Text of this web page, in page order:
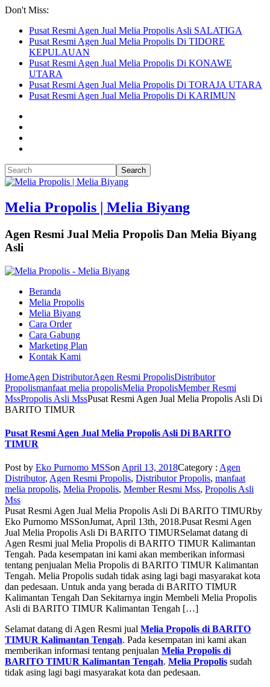
Don't Miss:
Pusat Resmi Agen Jual Melia Propolis Asli SALATIGA
Pusat Resmi Agen Jual Melia Propolis Di TIDORE
KEPULAUAN
Pusat Resmi Agen Jual Melia Propolis Di KONAWE
UTARA
Pusat Resmi Agen Jual Melia Propolis Di TORAJA UTARA
Pusat Resmi Agen Jual Melia Propolis Di KARIMUN
Melia Propolis | Melia Biyang
Agen Resmi Jual Melia Propolis Dan Melia Biyang
Asli
Beranda
Melia Propolis
Melia Biyang
Cara Order
Cara Gabung
Marketing Plan
Kontak Kami
HomeAgen DistributorAgen Resmi PropolisDistributor
Propolismanfaat melia propolisMelia PropolisMember Resmi
MssPropolis Asli MssPusat Resmi Agen Jual Melia Propolis Asli Di
BARITO TIMUR
Pusat Resmi Agen Jual Melia Propolis Asli Di BARITO
TIMUR
Post by Eko Purnomo MSSon April 13, 2018Category : Agen
Distributor, Agen Resmi Propolis, Distributor Propolis, manfaat
melia propolis, Melia Propolis, Member Resmi Mss, Propolis Asli
Mss
Pusat Resmi Agen Jual Melia Propolis Asli Di BARITO TIMURby
Eko Purnomo MSSonJumat, April 13th, 2018.Pusat Resmi Agen
Jual Melia Propolis Asli Di BARITO TIMURSelamat datang di
Agen Resmi jual Melia Propolis di BARITO TIMUR Kalimantan
Tengah. Pada kesempatan ini kami akan memberikan informasi
tentang penjualan Melia Propolis di BARITO TIMUR Kalimantan
Tengah. Melia Propolis sudah tidak asing lagi bagi masyarakat kota
dan pedesaan. Untuk anda yang berada di BARITO TIMUR
Kalimantan Tengah Dan Sekitarnya ingin Membeli Melia Propolis
Asli di BARITO TIMUR Kalimantan Tengah […]
Selamat datang di Agen Resmi jual Melia Propolis di BARITO
TIMUR Kalimantan Tengah. Pada kesempatan ini kami akan
memberikan informasi tentang penjualan Melia Propolis di
BARITO TIMUR Kalimantan Tengah. Melia Propolis sudah
tidak asing lagi bagi masyarakat kota dan pedesaan.